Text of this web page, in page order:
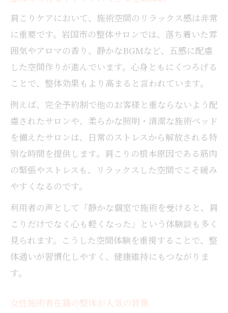
肩こりケアにおいて、施術空間のリラックス感は非常
に重要です。岩国市の整体サロンでは、落ち着いた雰
囲気やアロマの香り、静かなBGMなど、五感に配慮
した空間作りが進んでいます。心身ともにくつろげる
ことで、整体効果もより高まると言われています。
例えば、完全予約制で他のお客様と重ならないよう配
慮されたサロンや、柔らかな照明・清潔な施術ベッド
を備えたサロンは、日常のストレスから解放される特
別な時間を提供します。肩こりの根本原因である筋肉
の緊張やストレスも、リラックスした空間でこそ緩み
やすくなるのです。
利用者の声として「静かな個室で施術を受けると、肩
こりだけでなく心も軽くなった」という体験談も多く
見られます。こうした空間体験を重視することで、整
体通いが習慣化しやすく、健康維持にもつながりま
す。
女性施術者在籍の整体が人気の背景